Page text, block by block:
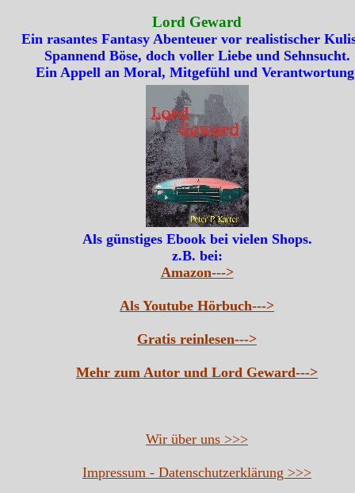
Lord Geward
Ein rasantes Fantasy Abenteuer vor realistischer
Spannend Böse, doch voller Liebe und Sehnsucht.
Ein Appell an Moral, Mitgefühl und
Als günstiges Ebook bei vielen Shops.
z.B. bei:
Amazon--->
Als Youtube Hörbuch--->
Gratis reinlesen--->
Mehr zum Autor und Lord Geward--->
Wir über uns >>>
Impressum - Datenschutzerklärung >>>